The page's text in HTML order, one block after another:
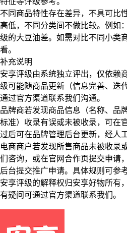
不同商品特性存在差异，不具可比
高低，不同分类间不做比较。例如
级的大豆油差。如需对比不同小类
看。
补充说明
安享评级由系统独立评出，仅依赖
级可能随商品更新（信息完善、迭
通过官方渠道联系我们沟通。
品牌商若发现商品信息（名称、品
标准）收录有误或未被收录，可在
过后可在品牌管理后台更新，经人
电商商户若发现所售商品未被收录
们咨询，或在官网合作页提交申请
后台提交推广申请。具体规则可参
安享评级的解释权归安享好物所有
有疑问可通过官方渠道联系我们。